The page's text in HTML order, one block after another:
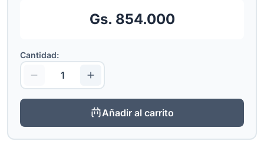
Gs. 854.000
Cantidad:
Añadir al carrito